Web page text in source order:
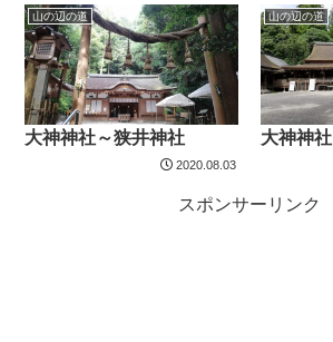
山の辺の道
大神神社～狭井神社
2020.08.03
山の辺の道
大神神社
スポンサーリンク